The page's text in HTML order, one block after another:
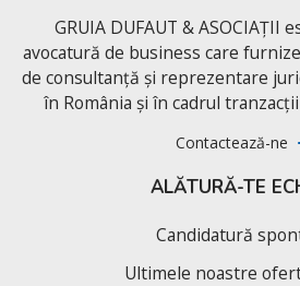
GRUIA DUFAUT & ASOCIAȚII
avocatură de business care
de consultanță și reprezentare
în România și în cadrul
Contactează-ne
ALĂTURĂ-TE
Candidatură
Ultimele noastre